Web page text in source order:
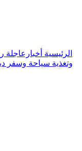
الرئيسية أخبارعاجلة
وتغذية سياحة وسفر